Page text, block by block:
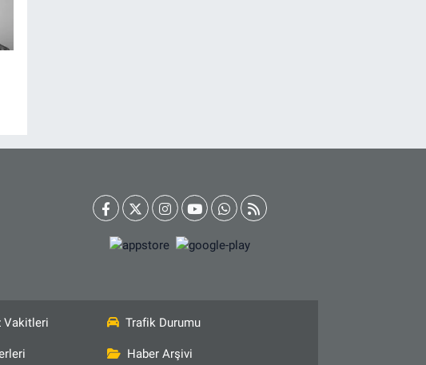
Vakitleri Trafik Durumu
Haber Arşivi